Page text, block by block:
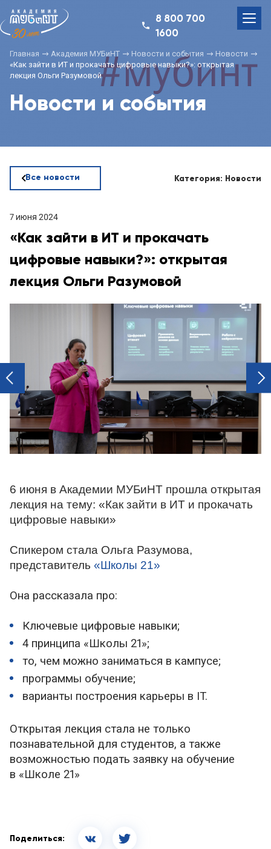
8 800 700
1600
Главная Академия МУБиНТ Новости и события
Новости
«Как зайти в ИТ и прокачать цифровые навыки?»: открытая
лекция Ольги Разумовой
Новости и события
Все новости Категория: Новости
7 июня 2024
«Как зайти в ИТ и прокачать
цифровые навыки?»: открытая
лекция Ольги Разумовой
prev
next
6 июня в Академии МУБиНТ прошла открытая
лекция на тему: «Как зайти в ИТ и прокачать
цифровые навыки»
Спикером стала Ольга Разумова,
представитель «Школы 21»
Она рассказала про:
Ключевые цифровые навыки;
4 принципа «Школы 21»;
то, чем можно заниматься в кампусе;
программы обучение;
варианты построения карьеры в IT.
Открытая лекция стала не только
познавательной для студентов, а также
возможностью подать заявку на обучение
в «Школе 21»
Поделиться: